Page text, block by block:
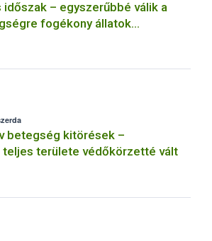
– egyszerűbbé válik a
fogékony állatok
betegség kitörések –
teljes területe védőkörzetté vált